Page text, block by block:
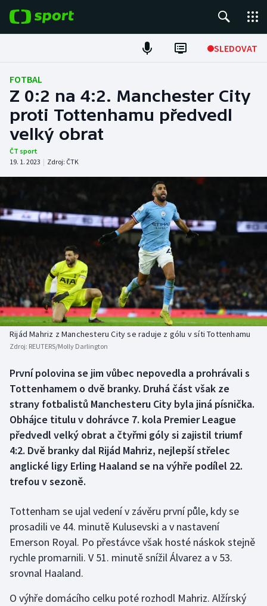
SLEDOVAT
Fotbal
Hokej
Tenis
Atletika
DALŠÍ SPORTY
Americký fotbal
Baseball a softbal
Basketbal
Biatlon
Box
Curling
Dostihy
Florbal
Golf
Gymnastika
NEPŘEHLÉDNĚTE
Soutěže
Historické návraty
Aplikace ČT sport
FOTBAL
Z 0:2 na 4:2. Manchester City
proti Tottenhamu předvedl
velký obrat
ČT sport
19. 1. 2023 | Zdroj: ČTK
Rijád Mahriz z Manchesteru City se raduje z gólu v síti Tottenhamu
Zdroj: REUTERS/Molly Darlington
První polovina se jim vůbec nepovedla a prohrávali s
Tottenhamem o dvě branky. Druhá část však ze
strany fotbalistů Manchesteru City byla jiná písnička.
Obhájce titulu v dohrávce 7. kola Premier League
předvedl velký obrat a čtyřmi góly si zajistil triumf
4:2. Dvě branky dal Rijád Mahriz, nejlepší střelec
anglické ligy Erling Haaland se na výhře podílel 22.
trefou v sezoně.
Tottenham se ujal vedení v závěru první půle, kdy se
prosadili ve 44. minutě Kulusevski a v nastavení
Emerson Royal. Po přestávce však hosté náskok stejně
rychle promarnili. V 51. minutě snížil Álvarez a v 53.
srovnal Haaland.
O výhře domácího celku poté rozhodl Mahriz. Alžírský